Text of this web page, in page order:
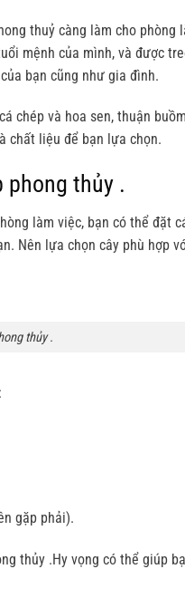
thuỷ càng làm cho phòng
mệnh của mình, và được
bạn cũng như gia đình.
chép và hoa sen, thuận
chất liệu để bạn lựa chọn.
phong thủy .
làm việc, bạn có thể đặt
Nên lựa chọn cây phù hợp
thủy .
gặp phải).
thủy .Hy vọng có thể giúp